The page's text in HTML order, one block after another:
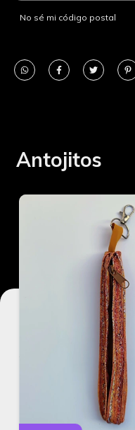
Material textil.
No sé mi código postal
Antojitos